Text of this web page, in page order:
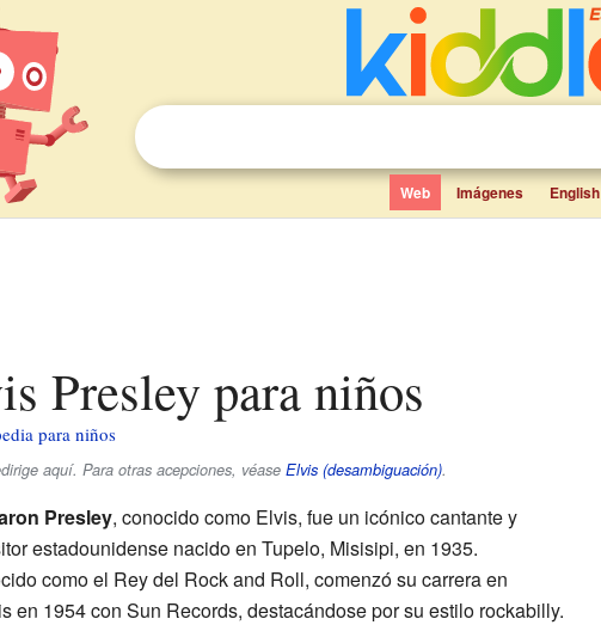
Web Imágenes English
Presley para niños
para niños
aquí. Para otras acepciones, véase Elvis (desambiguación).
Presley, conocido como Elvis, fue un icónico cantante y
estadounidense nacido en Tupelo, Misisipi, en 1935.
como el Rey del Rock and Roll, comenzó su carrera en
en 1954 con Sun Records, destacándose por su estilo rockabilly.